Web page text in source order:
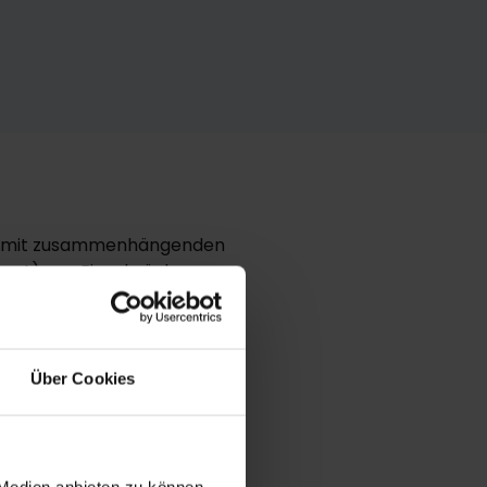
Über Cookies
zusammenhängenden
von Einschränkungen
Beschränkungen nach
München und retour (nur